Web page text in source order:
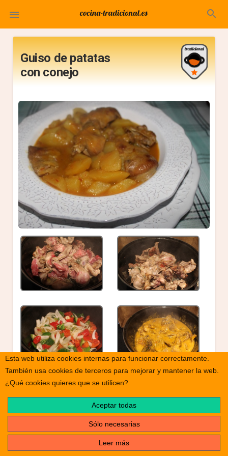
 search
Guiso de patatas
con conejo
print
Esta web utiliza cookies internas para funcionar correctamente.
También usa cookies de terceros para mejorar y mantener la web.
¿Qué cookies quieres que se utilicen?
Aceptar todas
Sólo necesarias
Leer más